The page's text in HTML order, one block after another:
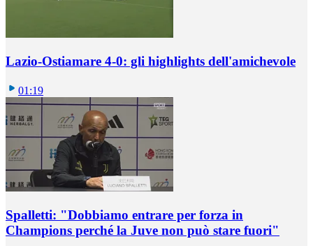
Lazio-Ostiamare 4-0: gli highlights dell'amichevole
01:19
Spalletti: "Dobbiamo entrare per forza in
Champions perché la Juve non può stare fuori"